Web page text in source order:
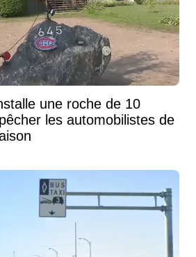
une roche de 10
les automobilistes de